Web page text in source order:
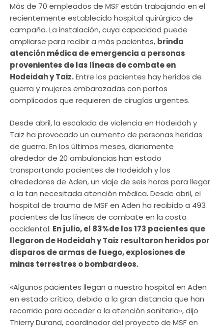
Más de 70 empleados de MSF están trabajando en el
recientemente establecido hospital quirúrgico de
campaña. La instalación, cuya capacidad puede
ampliarse para recibir a más pacientes, brinda
atención médica de emergencia a personas
provenientes de las líneas de combate en
Hodeidah y Taiz.Entre los pacientes hay heridos de
guerra y mujeres embarazadas con partos
complicados que requieren de cirugías urgentes.
Desde abril, la escalada de violencia en Hodeidah y
Taiz ha provocado un aumento de personas heridas
de guerra. En los últimos meses, diariamente
alrededor de 20 ambulancias han estado
transportando pacientes de Hodeidah y los
alrededores de Aden, un viaje de seis horas para llegar
a la tan necesitada atención médica. Desde abril, el
hospital de trauma de MSF en Aden ha recibido a 493
pacientes de las líneas de combate en la costa
occidental. En julio, el 83%de los 173 pacientes que
llegaron de Hodeidah y Taiz resultaron heridos por
disparos de armas de fuego, explosiones de
minas terrestres o bombardeos.
«Algunos pacientes llegan a nuestro hospital en Aden
en estado crítico, debido a la gran distancia que han
recorrido para acceder a la atención sanitaria», dijo
Thierry Durand, coordinador del proyecto de MSF en